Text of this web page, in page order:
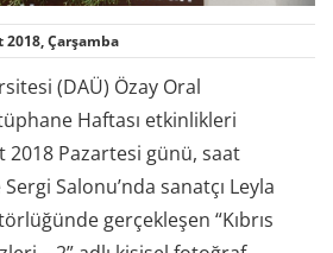
2018, Çarşamba
(DAÜ) Özay Oral
Haftası etkinlikleri
2018 Pazartesi günü, saat
Salonu’nda sanatçı Leyla
gerçekleşen “Kıbrıs